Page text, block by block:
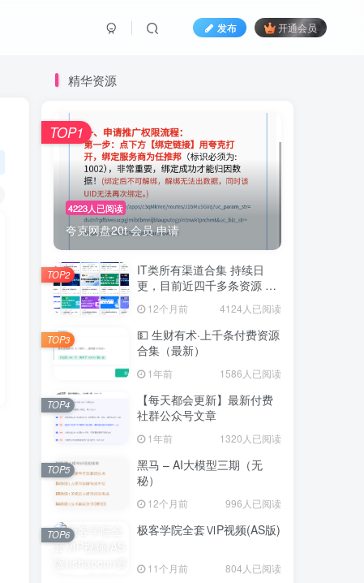
发布 开通会员
精华资源
4223人已阅读
夸克网盘20t 会员 申请
TOP1
IT类所有渠道合集 持续日
更，目前近四千多条资源 年
12个月前 4124人已阅读
TOP2
💵 生财有术·上千条付费资源
合集（最新）
1年前 1586人已阅读
TOP3
【每天都会更新】最新付费
社群公众号文章
1年前 1320人已阅读
TOP4
黑马 – AI大模型三期（无
秘）
12个月前 996人已阅读
TOP5
极客学院全套ⅥP视频(AS版)
11个月前 804人已阅读
TOP6